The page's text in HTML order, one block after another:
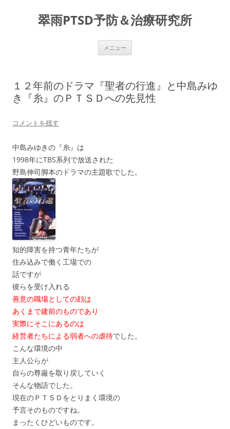
翠雨PTSD予防＆治療研究所
メニュー
１２年前のドラマ『聖者の行進』と中島みゆ
き『糸』のＰＴＳＤへの先見性
コメントを残す
中島みゆきの『糸』は
1998年にTBS系列で放送された
野島伸司脚本のドラマの主題歌でした。
知的障害を持つ青年たちが
住み込みで働く工場での
話ですが
彼らを受け入れる
善意の職場としての顔は
あくまで建前のものであり
実際にそこにあるのは
経営者たちによる弱者への虐待でした。
こんな環境の中
主人公らが
自らの尊厳を取り戻していく
そんな物語でした。
現在のＰＴＳＤをとりまく環境の
予言そのものですね。
まったくひどいものです。